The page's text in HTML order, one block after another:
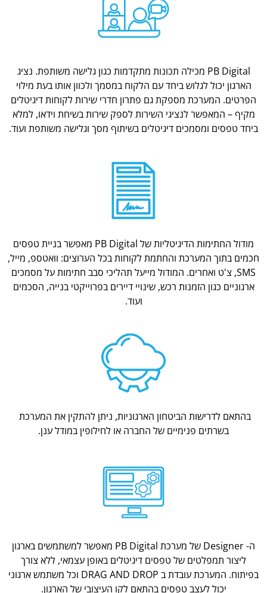
PB Digital מכילה תכונות מתקדמות כגון גלישה משותפת. נציג
הארגון יכול לגלוש ביחד עם הלקוח במסמך ולכוון אותו בעת מילוי
הפרטים. המערכת מספקת גם פתרון חדרי שירות לקוחות דיגיטלים
מקיף – המאפשר לנציגי השירות לספק שירות בשיחת וידאו, למלא
ביחד טפסים ומסמכים דיגיטלים בשיתוף מסך וגלישה משותפת ועוד.
מודול החתימות הדיגיטליות של PB Digital מאפשר בניית טפסים
חכמים בתוך המערכת והחתמת לקוחות בכל הערוצים: וואטספ, מייל,
SMS, צ'ט ואחרים. המודול מייעל תהליכי סבב חתימות על מסמכים
ארגוניים כגון הזמנות רכש, שינויי דיירים בפרוייקטי בנייה, הסכמים
ועוד.
בהתאם לדרישות הביטחון הארגוניות, ניתן להתקין את המערכת
בשרתים פנימיים של החברה או לחילופין במודל ענן.
ה- Designer של מערכת PB Digital מאפשר למשתמשים בארגון
ליצור תמפלטים של טפסים דיגיטלים באופן עצמאי, ללא צורך
בפיתוח. המערכת עובדת ב DRAG AND DROP וכל משתמש ארגוני
יכול לעצב טפסים בהתאם לקו העיצובי של הארגון.